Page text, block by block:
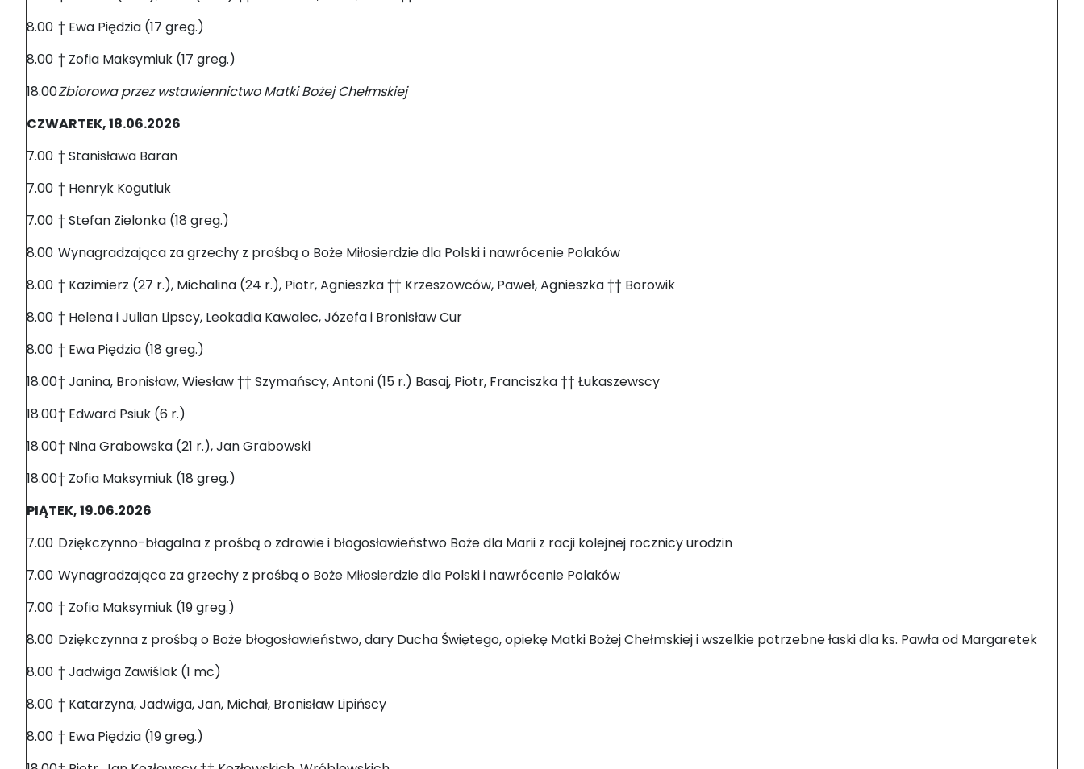
8.00 † Ewa Piędzia (17 greg.)
8.00 † Zofia Maksymiuk (17 greg.)
18.00Zbiorowa przez wstawiennictwo Matki Bożej Chełmskiej
CZWARTEK, 18.06.2026
7.00 † Stanisława Baran
7.00 † Henryk Kogutiuk
7.00 † Stefan Zielonka (18 greg.)
8.00 Wynagradzająca za grzechy z prośbą o Boże Miłosierdzie dla Polski i nawrócenie Polaków
8.00 † Kazimierz (27 r.), Michalina (24 r.), Piotr, Agnieszka †† Krzeszowców, Paweł, Agnieszka †† Borowik
8.00 † Helena i Julian Lipscy, Leokadia Kawalec, Józefa i Bronisław Cur
8.00 † Ewa Piędzia (18 greg.)
18.00† Janina, Bronisław, Wiesław †† Szymańscy, Antoni (15 r.) Basaj, Piotr, Franciszka †† Łukaszewscy
18.00† Edward Psiuk (6 r.)
18.00† Nina Grabowska (21 r.), Jan Grabowski
18.00† Zofia Maksymiuk (18 greg.)
PIĄTEK, 19.06.2026
7.00 Dziękczynno-błagalna z prośbą o zdrowie i błogosławieństwo Boże dla Marii z racji kolejnej rocznicy urodzin
7.00 Wynagradzająca za grzechy z prośbą o Boże Miłosierdzie dla Polski i nawrócenie Polaków
7.00 † Zofia Maksymiuk (19 greg.)
8.00 Dziękczynna z prośbą o Boże błogosławieństwo, dary Ducha Świętego, opiekę Matki Bożej Chełmskiej i wszelkie potrzebne łaski dla ks. Pawła od Margaretek
8.00 † Jadwiga Zawiślak (1 mc)
8.00 † Katarzyna, Jadwiga, Jan, Michał, Bronisław Lipińscy
8.00 † Ewa Piędzia (19 greg.)